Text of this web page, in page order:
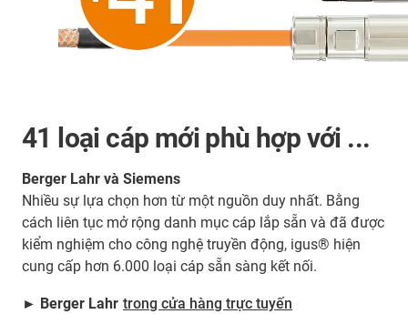
41 loại cáp mới phù hợp với ...
Berger Lahr và Siemens
Nhiều sự lựa chọn hơn từ một nguồn duy nhất. Bằng
cách liên tục mở rộng danh mục cáp lắp sẵn và đã được
kiểm nghiệm cho công nghệ truyền động, igus® hiện
cung cấp hơn 6.000 loại cáp sẵn sàng kết nối.
► Berger Lahr trong cửa hàng trực tuyến